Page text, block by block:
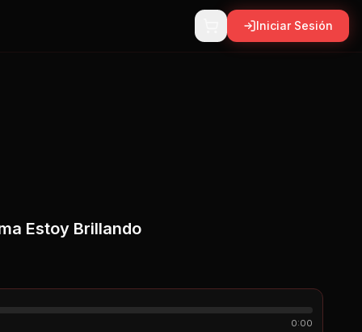
Iniciar Sesión
Estoy Brillando
0:00